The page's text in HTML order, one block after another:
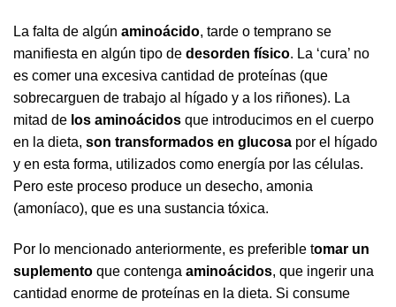
La falta de algún aminoácido, tarde o temprano se
manifiesta en algún tipo de desorden físico. La ‘cura’ no
es comer una excesiva cantidad de proteínas (que
sobrecarguen de trabajo al hígado y a los riñones). La
mitad de los aminoácidos que introducimos en el cuerpo
en la dieta, son transformados en glucosa por el hígado
y en esta forma, utilizados como energía por las células.
Pero este proceso produce un desecho, amonia
(amoníaco), que es una sustancia tóxica.
Por lo mencionado anteriormente, es preferible tomar un
suplemento que contenga aminoácidos, que ingerir una
cantidad enorme de proteínas en la dieta. Si consume